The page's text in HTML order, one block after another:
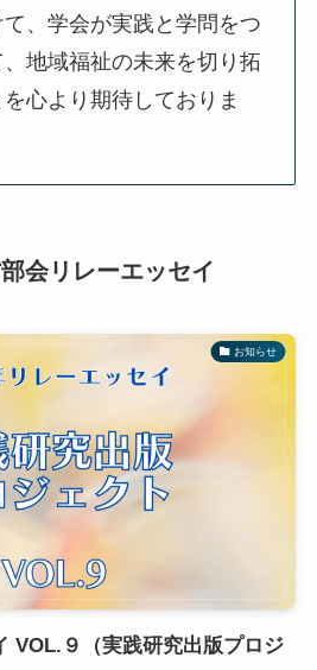
、学会が実践と学問をつ
地域福祉の未来を切り拓
心より期待しておりま
会リレーエッセイ
お知らせ
VOL.９（実践研究出版プロジ